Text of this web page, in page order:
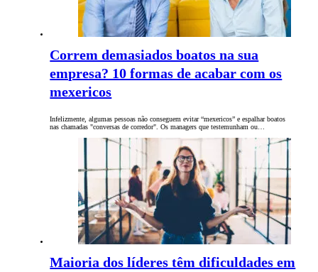
Correm demasiados boatos na sua
empresa? 10 formas de acabar com os
mexericos
Infelizmente, algumas pessoas não conseguem evitar “mexericos” e espalhar boatos
nas chamadas "conversas de corredor". Os managers que testemunham ou…
Maioria dos líderes têm dificuldades em